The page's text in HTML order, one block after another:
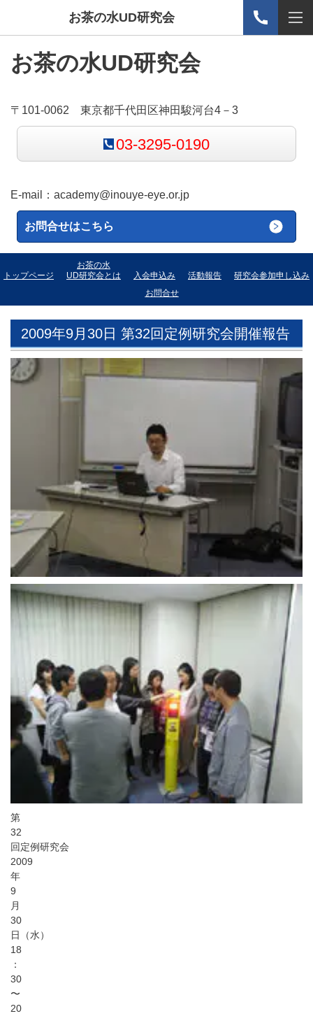
お茶の水UD研究会
お茶の水UD研究会
〒101-0062 東京都千代田区神田駿河台4－3
03-3295-0190
E-mail： academy@inouye-eye.or.jp
お問合せはこちら
トップページ
お茶の水
UD研究会とは
入会申込み 活動報告
研究会参加申し込み
お問合せ
2009年9月30日 第32回定例研究会開催報告
第
32
回定例研究会
2009
年
9
月
30
日（水）
18
：
30
〜
20